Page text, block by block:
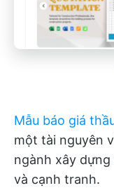
Mẫu báo giá
một tài nguyên
ngành xây
và cạnh tranh.